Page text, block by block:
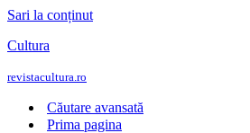
Sari la conținut
Cultura
revistacultura.ro
Căutare avansată
Prima pagina